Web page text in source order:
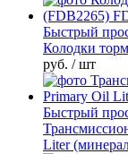
Быстрый
Колодки
руб. / шт
Быстрый
Liter